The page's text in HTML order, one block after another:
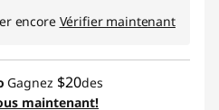
encore Vérifier maintenant
Gagnez $20des
maintenant!